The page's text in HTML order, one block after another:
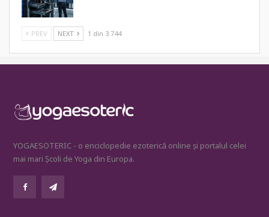
PREV NEXT 1 din 3.744
YOGAESOTERIC - o enciclopedie ezoterică online și portalul celei
mai mari Școli de Yoga din Europa.